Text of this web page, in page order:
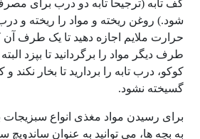
کف تابه (ترجیحا تابه دو درب برای
شود.) روغن ریخته و مواد را ریخته و درب
حرارت ملایم اجازه دهید تا یک طرف آن
طرف دیگر مواد را برگردانید تا بپزد
کوکو، درب تابه را بردارید تا بخار نکند
گسیخته نشود.
برای رسیدن مواد مغذی انواع سبزیجات
به بچه ها، می توانید به عنوان ساندویچ